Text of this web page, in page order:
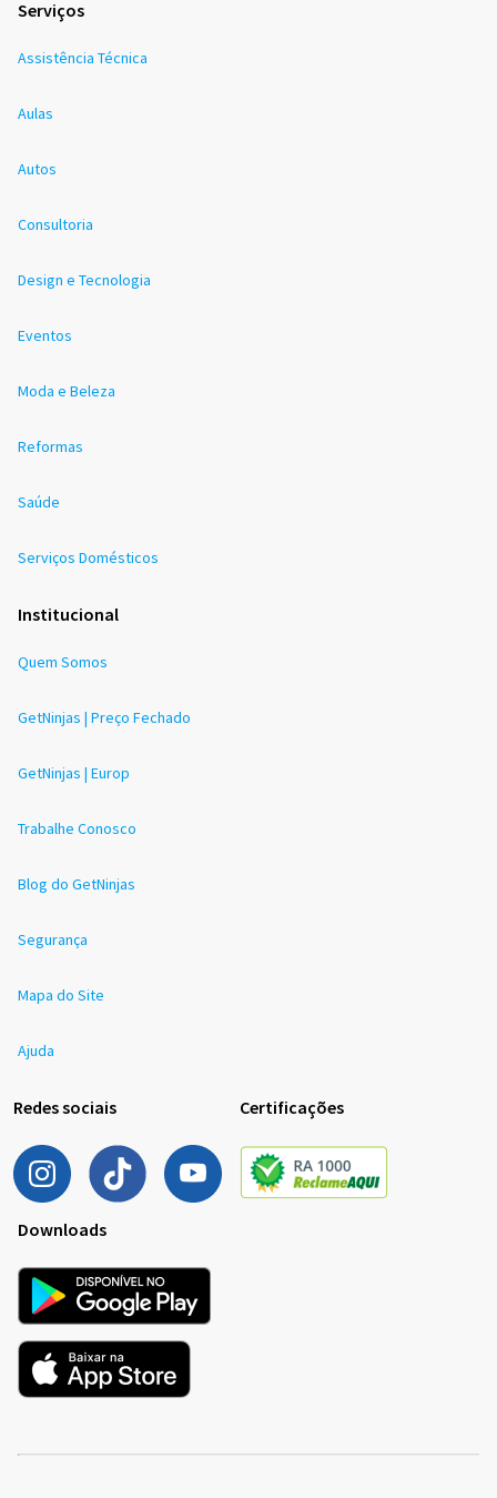
Serviços
Assistência Técnica
Aulas
Autos
Consultoria
Design e Tecnologia
Eventos
Moda e Beleza
Reformas
Saúde
Serviços Domésticos
Institucional
Quem Somos
GetNinjas | Preço Fechado
GetNinjas | Europ
Trabalhe Conosco
Blog do GetNinjas
Segurança
Mapa do Site
Ajuda
Redes sociais Certificações
Downloads